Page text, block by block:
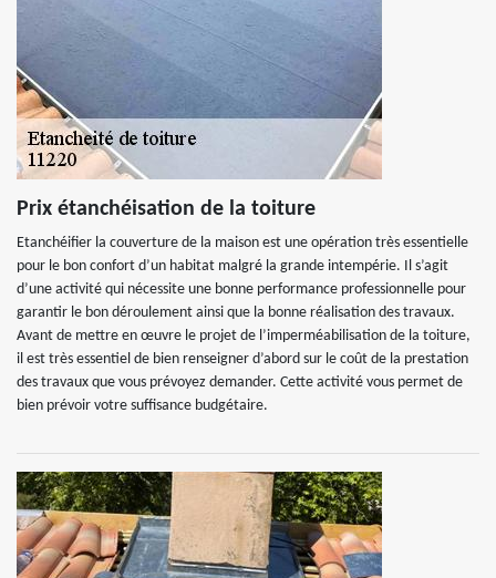
Prix étanchéisation de la toiture
Etanchéifier la couverture de la maison est une opération très essentielle
pour le bon confort d’un habitat malgré la grande intempérie. Il s’agit
d’une activité qui nécessite une bonne performance professionnelle pour
garantir le bon déroulement ainsi que la bonne réalisation des travaux.
Avant de mettre en œuvre le projet de l’imperméabilisation de la toiture,
il est très essentiel de bien renseigner d’abord sur le coût de la prestation
des travaux que vous prévoyez demander. Cette activité vous permet de
bien prévoir votre suffisance budgétaire.